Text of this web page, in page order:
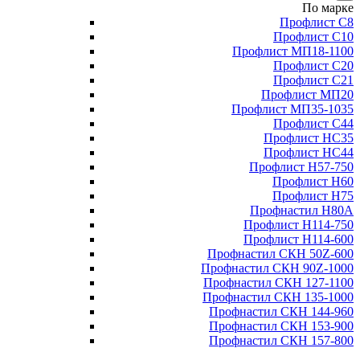
По марке
Профлист С8
Профлист С10
Профлист МП18-1100
Профлист С20
Профлист С21
Профлист МП20
Профлист МП35-1035
Профлист С44
Профлист НС35
Профлист НС44
Профлист Н57-750
Профлист Н60
Профлист Н75
Профнастил Н80А
Профлист Н114-750
Профлист Н114-600
Профнастил СКН 50Z-600
Профнастил СКН 90Z-1000
Профнастил СКН 127-1100
Профнастил СКН 135-1000
Профнастил СКН 144-960
Профнастил СКН 153-900
Профнастил СКН 157-800